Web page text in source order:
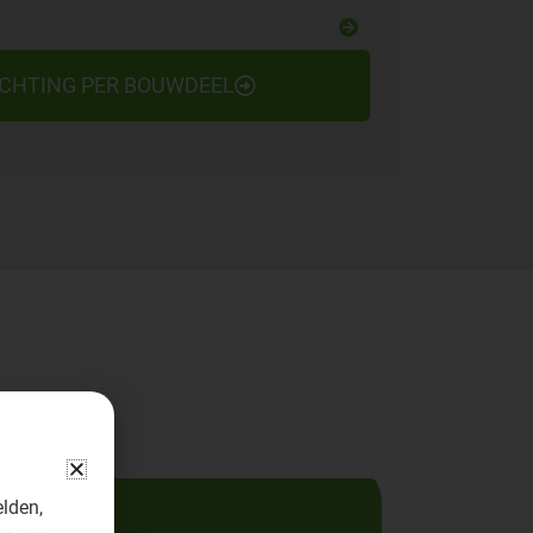
PER BOUWDEEL